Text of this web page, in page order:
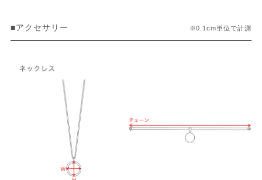
■アクセサリー ※0.1cm単位で計測